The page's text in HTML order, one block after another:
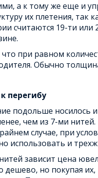
а к тому же еще и
их плетения,
считаются 19-ти
при равном
Обычно
перегибу
подольше носилось
чем из 7-ми
случае, при
использовать и
зависит цена
дешево, но покупая